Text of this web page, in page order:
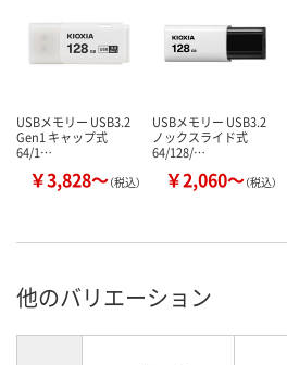
USBメモリー USB3.2
Gen1 キャップ式
64/1…
￥3,828～（税込）
USBメモリー USB3.2
ノックスライド式
64/128/…
￥2,060～（税込）
他のバリエーション